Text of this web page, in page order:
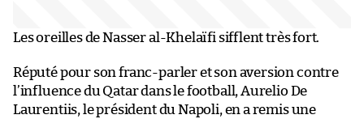
Les oreilles de Nasser al-Khelaïfi sifflent très fort.
Réputé pour son franc-parler et son aversion contre
l’influence du Qatar dans le football, Aurelio De
Laurentiis, le président du Napoli, en a remis une